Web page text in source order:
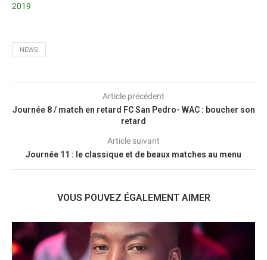
2019
NEWS
Article précédent
Journée 8 / match en retard FC San Pedro- WAC : boucher son
retard
Article suivant
Journée 11 : le classique et de beaux matches au menu
VOUS POUVEZ ÉGALEMENT AIMER